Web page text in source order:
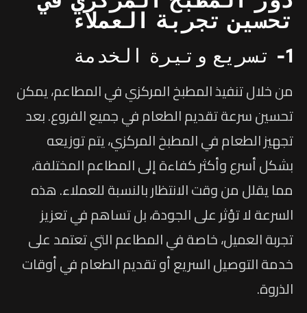
تحسين تجربة العملاء
1- تسريع وتيرة الخدمة
من خلال تنفيذ المطبخ المركزي في المطاعم، يمكن
تحسين سرعة تقديم الطعام في جميع الفروع. بعد
تجهيز الطعام في المطبخ المركزي، يتم توزيعه
بشكل أسرع وأكثر كفاءة إلى المطاعم المختلفة،
مما يقلل من وقت الانتظار بالنسبة للعملاء. هذه
السرعة لا تؤثر على الجودة، بل تساهم في تعزيز
تجربة العميل، خاصة في المطاعم التي تعتمد على
خدمة التوصيل السريع أو تقديم الطعام في أوقات
الذروة.